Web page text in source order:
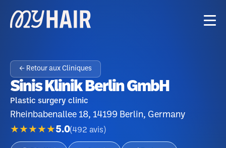
← Retour aux Cliniques
Sinis Klinik Berlin GmbH
Plastic surgery clinic
Rheinbabenallee 18, 14199 Berlin, Germany
★★★★★5.0(492 avis )